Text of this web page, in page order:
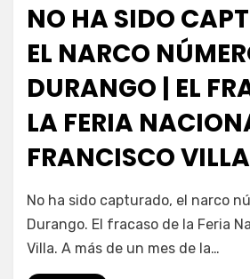
NO HA SIDO
EL NARCO
DURANGO | EL
LA FERIA
FRANCISCO VILLA
por Fernando Miranda Servín
No ha sido capturado, el narco
Durango. El fracaso de la Feria
Villa. A más de un mes de la…